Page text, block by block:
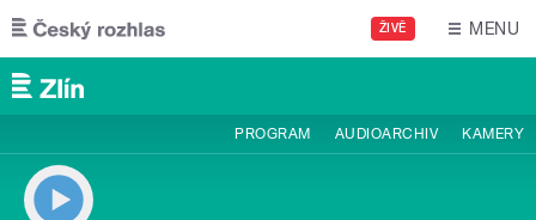
Přejít k hlavnímu obsahu
ŽIVĚ MENU
PROGRAM AUDIOARCHIV KAMERY